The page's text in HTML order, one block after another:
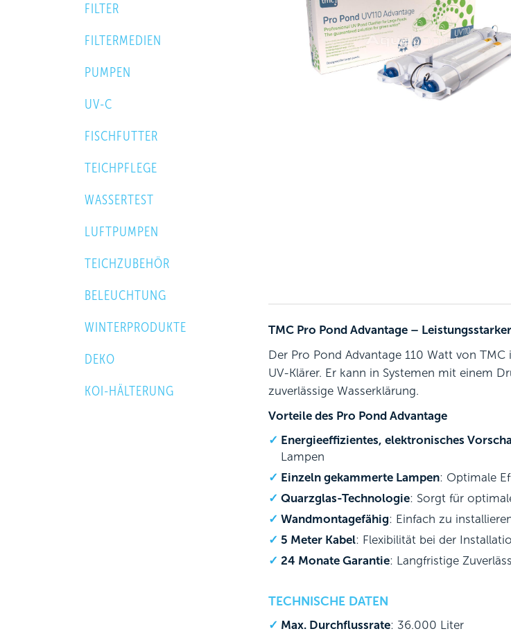
FILTER
FILTERMEDIEN
PUMPEN
UV-C
FISCHFUTTER
TEICHPFLEGE
WASSERTEST
LUFTPUMPEN
TEICHZUBEHÖR
BELEUCHTUNG
WINTERPRODUKTE
DEKO
KOI-HÄLTERUNG
TMC Pro Pond Advantage –
Der Pro Pond Advantage 110 Watt von
UV-Klärer. Er kann in Systemen mit einem
zuverlässige Wasserklärung.
Vorteile des Pro Pond Advantage
Energieeffizientes, elektronisches
Lampen
Einzeln gekammerte Lampen: Optimale
Quarzglas-Technologie: Sorgt für
Wandmontagefähig: Einfach zu
5 Meter Kabel: Flexibilität bei der
24 Monate Garantie: Langfristige
TECHNISCHE DATEN
Max. Durchflussrate: 36.000 Liter